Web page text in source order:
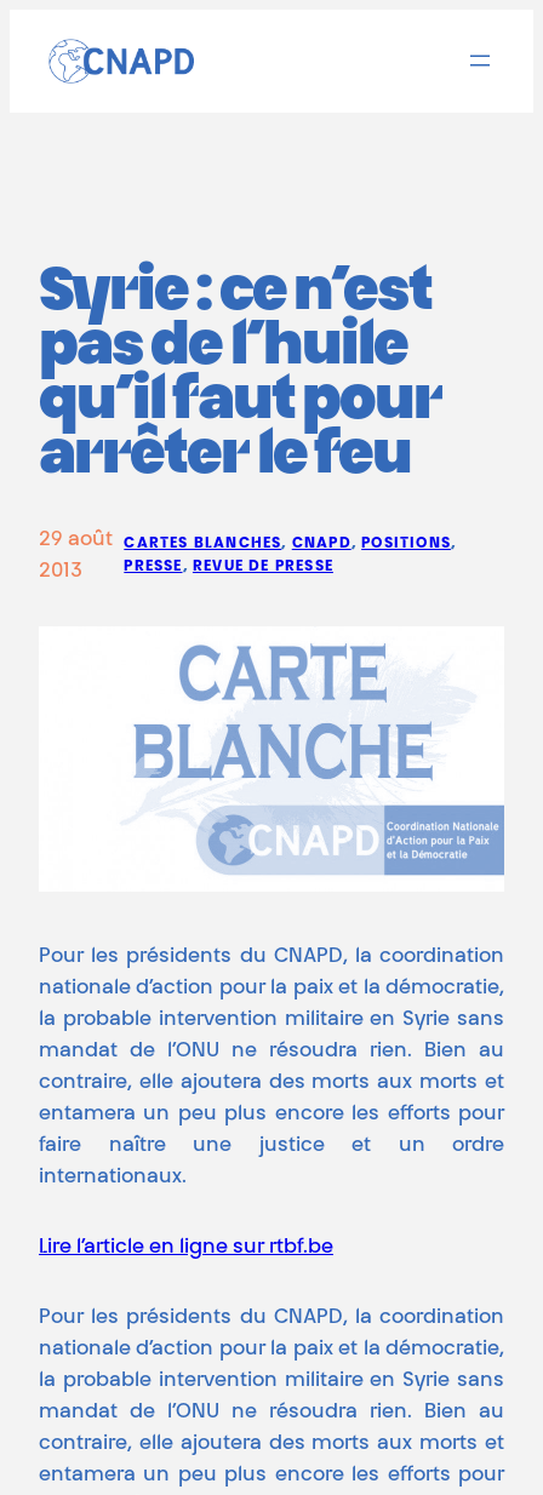
contenu
Syrie : ce n’est
pas de l’huile
qu’il faut pour
arrêter le feu
29 août
2013
CARTES BLANCHES, CNAPD, POSITIONS
PRESSE, REVUE DE PRESSE
Pour les présidents du CNAPD, la coordination
nationale d’action pour la paix et la démocratie,
la probable intervention militaire en Syrie sans
mandat de l’ONU ne résoudra rien. Bien au
contraire, elle ajoutera des morts aux morts et
entamera un peu plus encore les efforts pour
faire naître une justice et un ordre
internationaux.
Lire l’article en ligne sur rtbf.be
Pour les présidents du CNAPD, la coordination
nationale d’action pour la paix et la démocratie,
la probable intervention militaire en Syrie sans
mandat de l’ONU ne résoudra rien. Bien au
contraire, elle ajoutera des morts aux morts et
entamera un peu plus encore les efforts pour